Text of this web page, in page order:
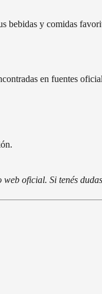
y comidas
en fuentes
oficial. Si tenés